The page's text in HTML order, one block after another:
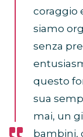
coraggio
siamo
senza
questo
sua
mai, un
bambini,